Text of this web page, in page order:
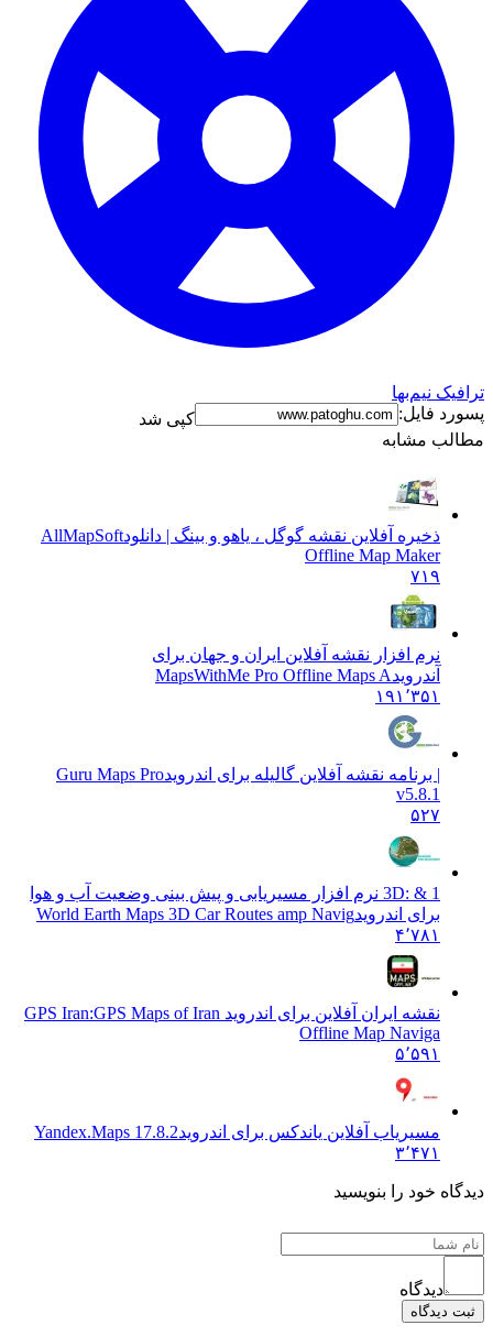
نیم‌بها
فایل:
کپی شد
مشابه
ذخیره آفلاین نقشه گوگل ، یاهو و بینگ | دانلود AllMapSoft
Offline Map Maker
نرم افزار نقشه آفلاین ایران و جهان برای
MapsWithMe Pro Offline Maps A
۱۹۱٬۳۵۱
| برنامه نقشه آفلاین گالیله برای اندروید Guru Maps Pro
3D: & 1 نرم افزار مسیریابی و پیش بینی وضعیت آب و هوا
برای اندروید World Earth Maps 3D Car Routes amp Navig
نقشه ایران آفلاین برای اندروید GPS Iran: GPS Maps of Iran
Offline Map Naviga
مسیریاب آفلاین یاندکس برای اندروید 17.8.2 Yandex.Maps
خود را بنویسید